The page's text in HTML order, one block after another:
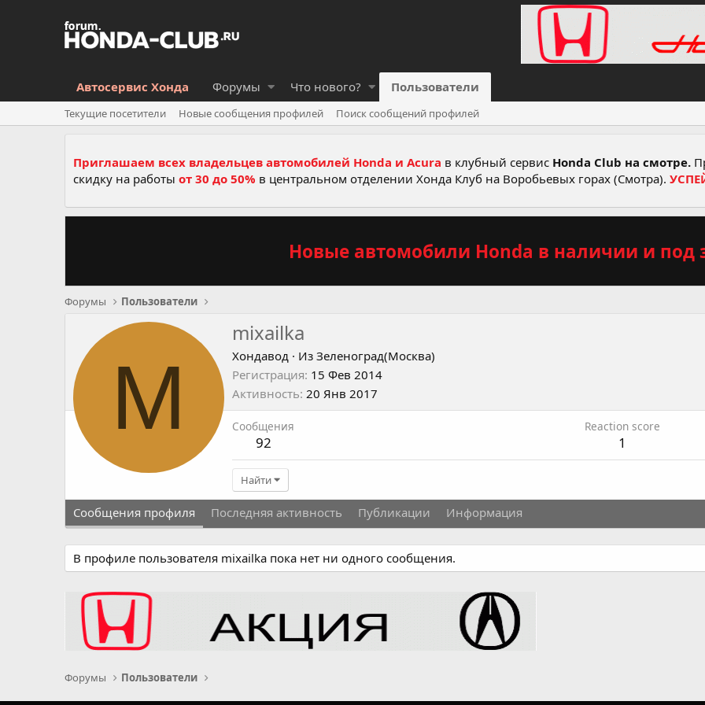
Автосервис Хонда Форумы Что нового? Пользователи
Текущие посетители Новые сообщения профилей Поиск сообщений профилей
Приглашаем всех владельцев автомобилей Honda и Acura в клубный сервис Honda Club на смотре.
скидку на работы от 30 до 50% в центральном отделении Хонда Клуб на Воробьевых горах (Смотра).
Новые автомобили Honda в наличии и под
Форумы Пользователи
M
mixailka
Хондавод · Из Зеленоград(Москва)
Регистрация 15 Фев 2014
Активность 20 Янв 2017
Сообщения
92
Reaction score
1
Найти
Сообщения профиля Последняя активность Публикации Информация
В профиле пользователя mixailka пока нет ни одного сообщения.
Форумы Пользователи